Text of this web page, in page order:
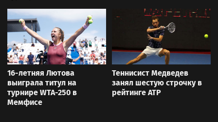
16-летняя Лютова
выиграла титул на
турнире WTA-250 в
Мемфисе
Теннисист Медведев
занял шестую строчку в
рейтинге ATP